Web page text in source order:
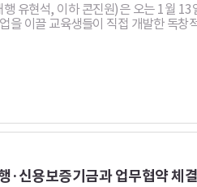
유현석, 이하 콘진원)은 오는 1월
을 이끌 교육생들이 직접 개발한 독창
·신용보증기금과 업무협약 체결